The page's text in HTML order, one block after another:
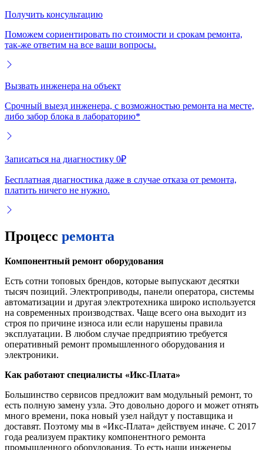
Получить консультацию
Поможем сориентировать по стоимости и срокам ремонта,
так-же ответим на все ваши вопросы.
Вызвать инженера на объект
Срочный выезд инженера, с возможностью ремонта на месте,
либо забор блока в лабораторию*
Записаться на диагностику 0₽
Бесплатная диагностика даже в случае отказа от ремонта,
платить ничего не нужно.
Процесс ремонта
Компонентный ремонт оборудования
Есть сотни топовых брендов, которые выпускают десятки
тысяч позиций. Электроприводы, панели оператора, системы
автоматизации и другая электротехника широко используется
на современных производствах. Чаще всего она выходит из
строя по причине износа или если нарушены правила
эксплуатации. В любом случае предприятию требуется
оперативный ремонт промышленного оборудования и
электроники.
Как работают специалисты «Икс-Плата»
Большинство сервисов предложит вам модульный ремонт, то
есть полную замену узла. Это довольно дорого и может отнять
много времени, пока новый узел найдут у поставщика и
доставят. Поэтому мы в «Икс-Плата» действуем иначе. С 2017
года реализуем практику компонентного ремонта
промышленного оборудования. То есть наши инженеры